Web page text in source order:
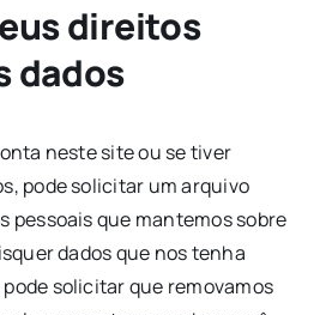
direitos
dados
neste site ou se tiver
pode solicitar um arquivo
pessoais que mantemos sobre
dados que nos tenha
solicitar que removamos